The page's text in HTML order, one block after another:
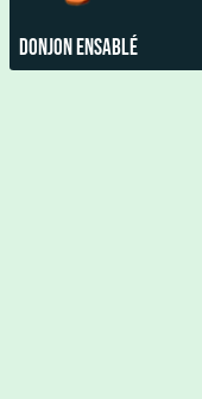
Donjon Ensablé